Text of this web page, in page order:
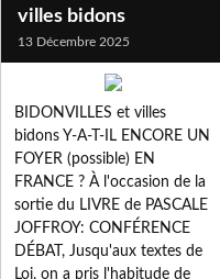
villes bidons
13 Décembre 2025
BIDONVILLES et villes
bidons Y-A-T-IL ENCORE UN
FOYER (possible) EN
FRANCE ? À l'occasion de la
sortie du LIVRE de PASCALE
JOFFROY: CONFÉRENCE
DÉBAT, Jusqu'aux textes de
Loi, on a pris l'habitude de